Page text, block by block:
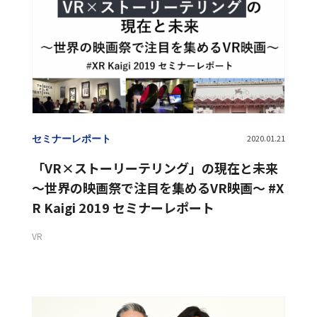
セミナーレポート 2020.01.21
「VR×ストーリーテリング」の現在と未来
〜世界の映画祭で注目を集めるVR映画〜 #X
R Kaigi 2019 セミナーレポート
VR